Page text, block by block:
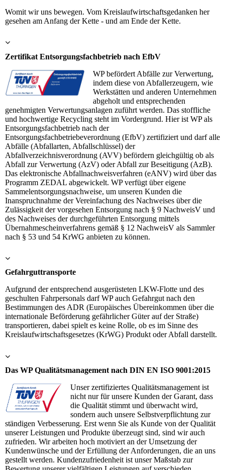
Womit wir uns bewegen. Vom Kreislaufwirtschaftsgedanken her
gesehen am Anfang der Kette - und am Ende der Kette.
Zertifikat Entsorgungsfachbetrieb nach EfbV
WP befördert Abfälle zur Verwertung,
indem diese von Abfallerzeugern, wie
Werkstätten und anderen Unternehmen
abgeholt und entsprechenden
genehmigten Verwertungsanlagen zuführt werden. Das stoffliche
und hochwertige Recycling steht im Vordergrund. Hier ist WP als
Entsorgungsfachbetrieb nach der
Entsorgungsfachbetriebeverordnung (EfbV) zertifiziert und darf alle
Abfälle (Abfallarten, Abfallschlüssel) der
Abfallverzeichnisverordnung (AVV) befördern gleichgültig ob als
Abfall zur Verwertung (AzV) oder Abfall zur Beseitigung (AzB).
Das elektronische Abfallnachweisverfahren (eANV) wird über das
Programm ZEDAL abgewickelt. WP verfügt über eigene
Sammelentsorgungsnachweise, um unseren Kunden die
Inanspruchnahme der Vereinfachung des Nachweises über die
Zulässigkeit der vorgesehen Entsorgung nach § 9 NachweisV und
des Nachweises der durchgeführten Entsorgung mittels
Übernahmescheinverfahrens gemäß § 12 NachweisV als Sammler
nach § 53 und 54 KrWG anbieten zu können.
Gefahrguttransporte
Aufgrund der entsprechend ausgerüsteten LKW-Flotte und des
geschulten Fahrpersonals darf WP auch Gefahrgut nach den
Bestimmungen des ADR (Europäisches Übereinkommen über die
internationale Beförderung gefährlicher Güter auf der Straße)
transportieren, dabei spielt es keine Rolle, ob es im Sinne des
Kreislaufwirtschaftsgesetzes (KrWG) Produkt oder Abfall darstellt.
Das WP Qualitätsmanagement nach DIN EN ISO 9001:2015
Unser zertifiziertes Qualitätsmanagement ist
nicht nur für unsere Kunden der Garant, dass
die Qualität stimmt und überwacht wird,
sondern auch unsere Selbstverpflichtung zur
ständigen Verbesserung. Erst wenn Sie als Kunde von der Qualität
unserer Leistungen und Produkte überzeugt sind, sind wir auch
zufrieden. Wir arbeiten hoch motiviert an der Umsetzung der
Kundenwünsche und der Erfüllung der Anforderungen, die an uns
gestellt werden. Kundenzufriedenheit ist unser Maßstab zur